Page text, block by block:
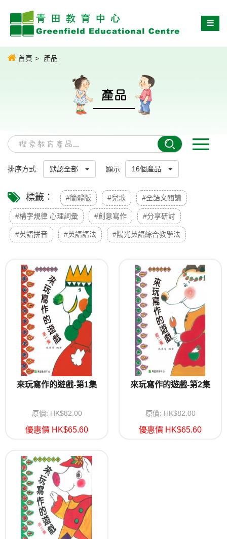
首頁 產品
產品
排序方式: 默認全部 顯示 16個產品
標籤： #簡體版 #兒歌 #全語文閱讀
#構字規律 心理詞彙 #創意寫作 #分享研討
#英語拼音 #英語語法 #陽光英語綜合教學法
來玩寫作的遊戲-第1集
原價: HK$82.00
優惠價 HK$65.60
來玩寫作的遊戲-第2集
原價: HK$82.00
優惠價 HK$65.60